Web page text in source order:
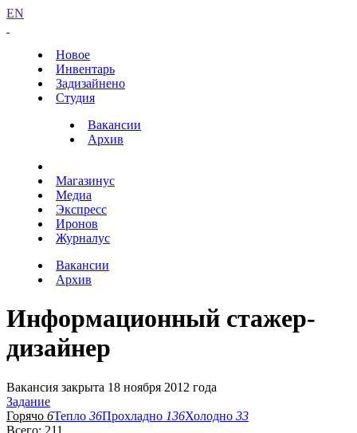
EN
Новое
Инвентарь
Задизайнено
Студия
Вакансии
Архив
Магазинус
Медиа
Экспресс
Иронов
Журналус
Вакансии
Архив
Информационный стажер-
дизайнер
Вакансия закрыта 18 ноября 2012 года
Задание
Горячо 6Тепло 36Прохладно 136Холодно 33
Всего: 211